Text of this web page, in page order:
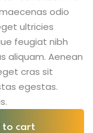
odio
ultricies
feugiat nibh
aliquam. Aenean
cras sit
egestas.
to cart